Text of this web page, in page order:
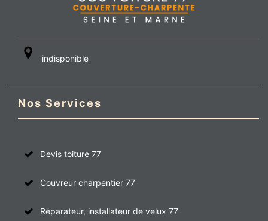
indisponible
Nos Services
Devis toiture 77
Couvreur charpentier 77
Réparateur, installateur de velux 77